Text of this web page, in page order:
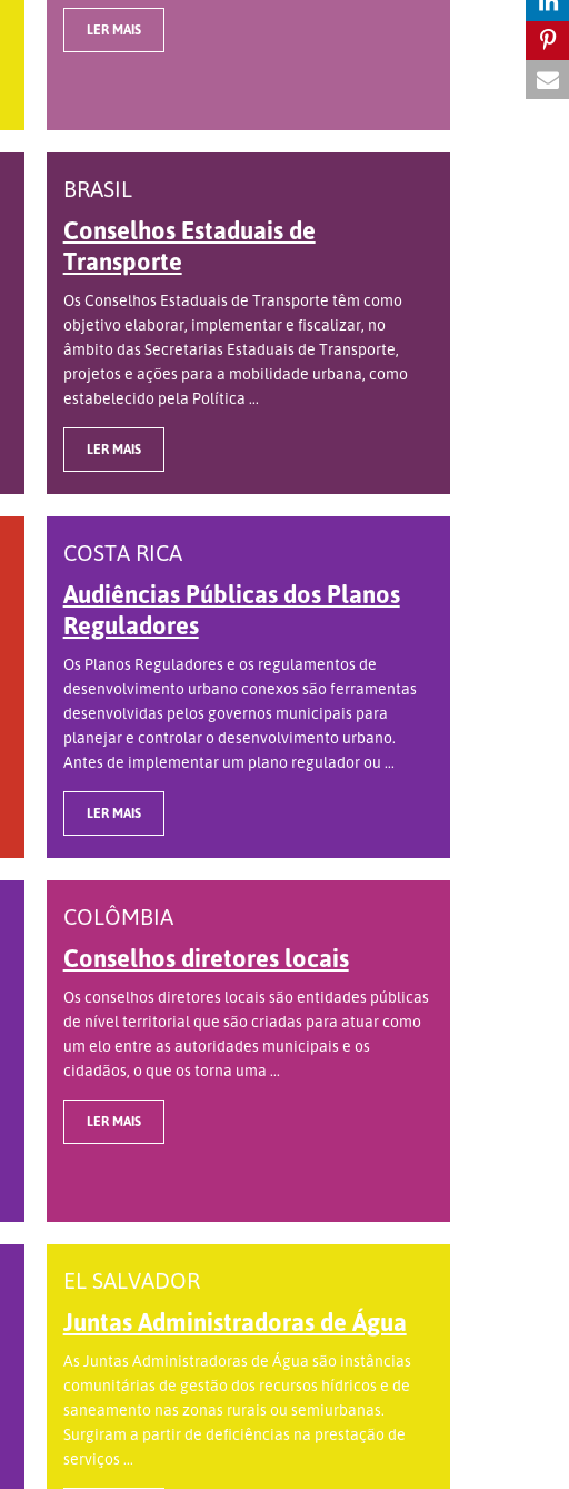
LER MAIS
BRASIL
Conselhos Estaduais de
Transporte
Os Conselhos Estaduais de Transporte têm como
objetivo elaborar, implementar e fiscalizar, no
âmbito das Secretarias Estaduais de Transporte,
projetos e ações para a mobilidade urbana, como
estabelecido pela Política ...
LER MAIS
COSTA RICA
Audiências Públicas dos Planos
Reguladores
Os Planos Reguladores e os regulamentos de
desenvolvimento urbano conexos são ferramentas
desenvolvidas pelos governos municipais para
planejar e controlar o desenvolvimento urbano.
Antes de implementar um plano regulador ou ...
LER MAIS
COLÔMBIA
Conselhos diretores locais
Os conselhos diretores locais são entidades públicas
de nível territorial que são criadas para atuar como
um elo entre as autoridades municipais e os
cidadãos, o que os torna uma ...
LER MAIS
EL SALVADOR
Juntas Administradoras de Água
As Juntas Administradoras de Água são instâncias
comunitárias de gestão dos recursos hídricos e de
saneamento nas zonas rurais ou semiurbanas.
Surgiram a partir de deficiências na prestação de
serviços ...